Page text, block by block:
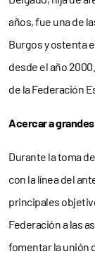
años, fue una de
Burgos y ostenta
desde el año
de la Federación
Acercar a
Durante la toma
con la línea del
principales
Federación a las
fomentar la unión